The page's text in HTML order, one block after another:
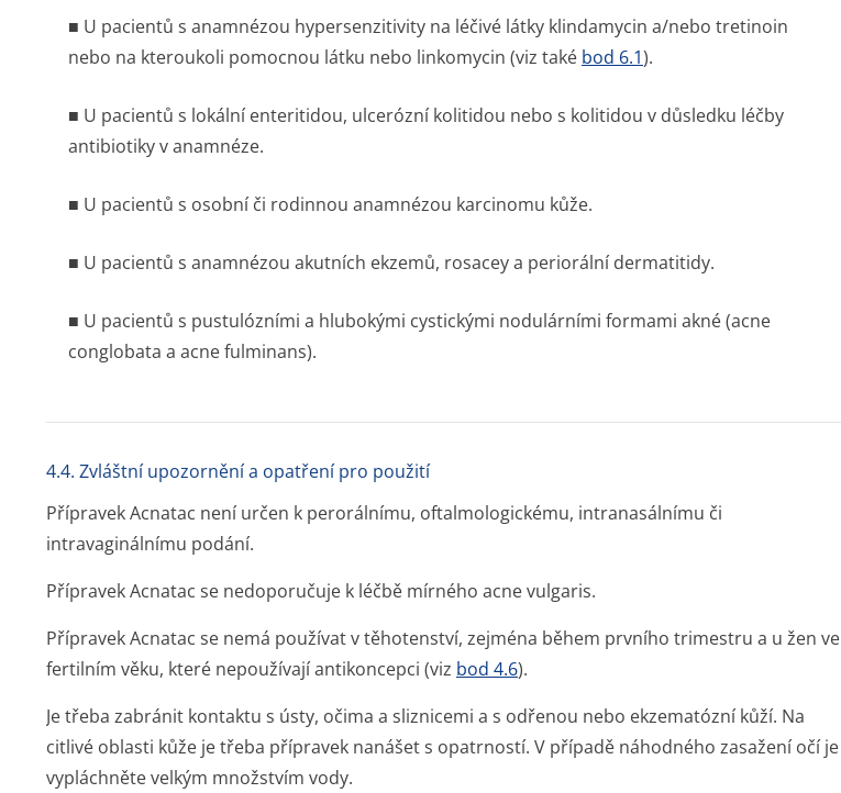
■ U pacientů s anamnézou hypersenzitivity na léčivé látky klindamycin a/nebo tretinoin
nebo na kteroukoli pomocnou látku nebo linkomycin (viz také bod 6.1).
■ U pacientů s lokální enteritidou, ulcerózní kolitidou nebo s kolitidou v důsledku léčby
antibiotiky v anamnéze.
■ U pacientů s osobní či rodinnou anamnézou karcinomu kůže.
■ U pacientů s anamnézou akutních ekzemů, rosacey a periorální dermatitidy.
■ U pacientů s pustulózními a hlubokými cystickými nodulárními formami akné (acne
conglobata a acne fulminans).
4.4. Zvláštní upozornění a opatření pro použití
Přípravek Acnatac není určen k perorálnímu, oftalmologickému, intranasálnímu či
intravaginálnímu podání.
Přípravek Acnatac se nedoporučuje k léčbě mírného acne vulgaris.
Přípravek Acnatac se nemá používat v těhotenství, zejména během prvního trimestru a u žen ve
fertilním věku, které nepoužívají antikoncepci (viz bod 4.6).
Je třeba zabránit kontaktu s ústy, očima a sliznicemi a s odřenou nebo ekzematózní kůží. Na
citlivé oblasti kůže je třeba přípravek nanášet s opatrností. V případě náhodného zasažení očí je
vypláchněte velkým množstvím vody.